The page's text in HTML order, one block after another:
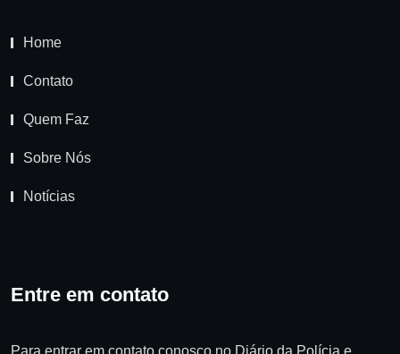
Home
Contato
Quem Faz
Sobre Nós
Notícias
Entre em contato
Para entrar em contato conosco no Diário da Polícia e